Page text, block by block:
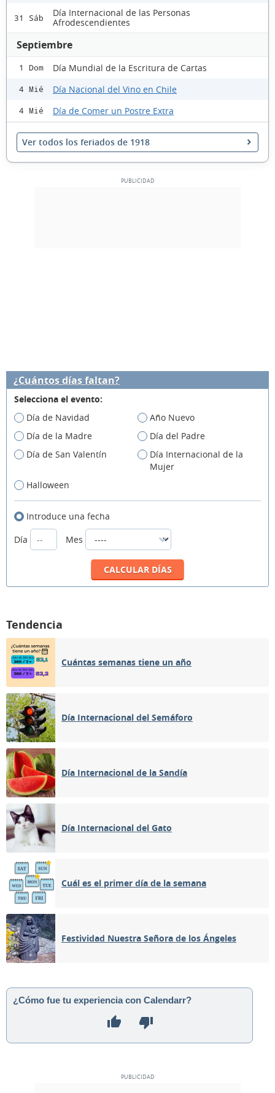
31 Sáb
Día Internacional de las Personas
Afrodescendientes
Septiembre
1 Dom Día Mundial de la Escritura de Cartas
4 Mié Día Nacional del Vino en Chile
4 Mié Día de Comer un Postre Extra
Ver todos los feriados de 1918
¿Cuántos días faltan?
Selecciona el evento:
Día de Navidad
Año Nuevo
Día de la Madre
Día del Padre
Día de San Valentín
Día Internacional de la
Mujer
Halloween
Introduce una fecha
Día
Mes
Tendencia
Cuántas semanas tiene un año
Día Internacional del Semáforo
Día Internacional de la Sandía
Día Internacional del Gato
Cuál es el primer día de la semana
Festividad Nuestra Señora de los Ángeles
¿Cómo fue tu experiencia con Calendarr?